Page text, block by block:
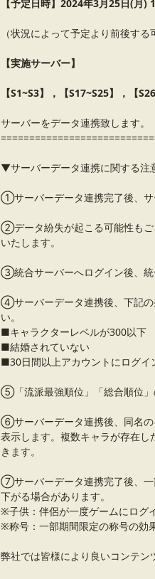
【予定日時】2024年3月25日(月)
（状況によって予定より前後する
【実施サーバー】
【S1~S3】，【S17~S25】，【
サーバーをデータ連携致します。
▼サーバーデータ連携に関する
①サーバーデータ連携完了後、サ
②データ紛失が起こる可能性もご
いたします。
③統合サーバーへログイン後、統
④サーバーデータ連携後、下記の
い。
■キャラクターレベルが300以下
■結婚されていない
■30日間以上アカウントにログイ
⑤「流派最強順位」「総合順位」
⑥サーバーデータ連携後、同名の
表示します。複数キャラが存在
きます。
⑦サーバーデータ連携完了後、一
下がる場合があります。
※子供：伴侶が一度ゲームにログ
※称号：一部期間限定の称号の効
弊社では皆様により良いコンテン